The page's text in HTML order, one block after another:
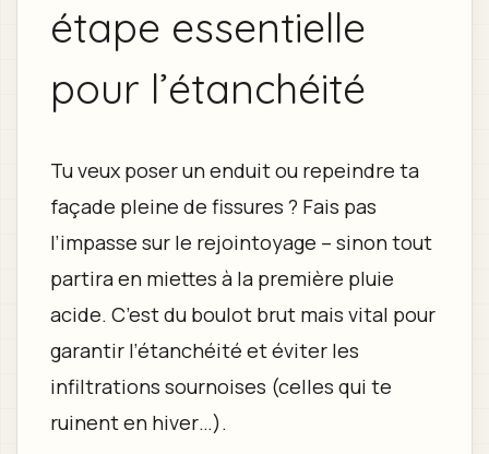
étape essentielle
pour l’étanchéité
Tu veux poser un enduit ou repeindre ta
façade pleine de fissures ? Fais pas
l’impasse sur le rejointoyage – sinon tout
partira en miettes à la première pluie
acide. C’est du boulot brut mais vital pour
garantir l’étanchéité et éviter les
infiltrations sournoises (celles qui te
ruinent en hiver…).